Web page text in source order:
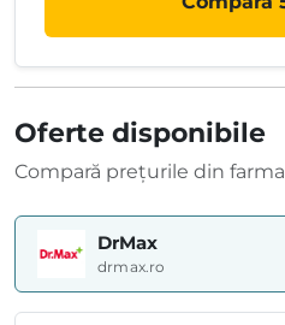
Oferte disponibile
Compară prețurile din
DrMax
drmax.ro